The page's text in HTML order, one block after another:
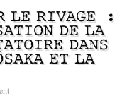
LE RIVAGE :
DE LA
DANS
ET LA